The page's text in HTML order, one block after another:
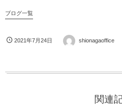
ブログ一覧
2021年7月24日 shionagaoffice
関連